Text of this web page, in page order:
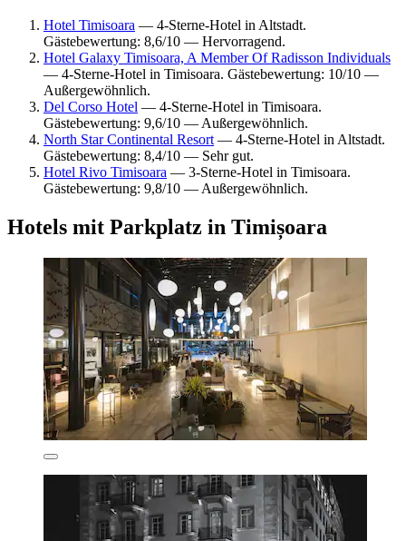
Hotel Timisoara — 4-Sterne-Hotel in Altstadt.
Gästebewertung: 8,6/10 — Hervorragend.
Hotel Galaxy Timisoara, A Member Of Radisson Individuals
— 4-Sterne-Hotel in Timisoara. Gästebewertung: 10/10 —
Außergewöhnlich.
Del Corso Hotel — 4-Sterne-Hotel in Timisoara.
Gästebewertung: 9,6/10 — Außergewöhnlich.
North Star Continental Resort — 4-Sterne-Hotel in Altstadt.
Gästebewertung: 8,4/10 — Sehr gut.
Hotel Rivo Timisoara — 3-Sterne-Hotel in Timisoara.
Gästebewertung: 9,8/10 — Außergewöhnlich.
Hotels mit Parkplatz in Timișoara